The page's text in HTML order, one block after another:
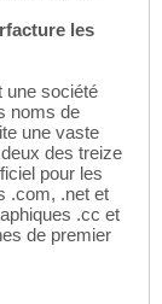
les
une société
noms de
une vaste
des treize
pour les
.com, .net et
.cc et
de premier